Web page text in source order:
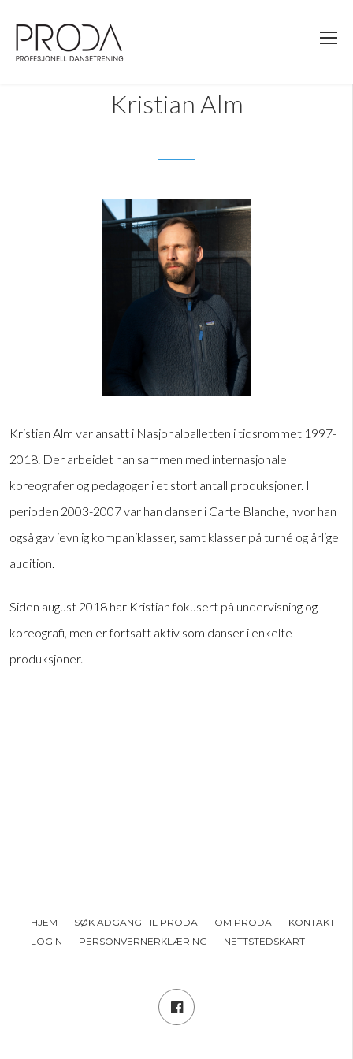
sidens
hovedinnhold
Kristian Alm
Kristian Alm var ansatt i Nasjonalballetten i tidsrommet 1997-
2018. Der arbeidet han sammen med internasjonale
koreografer og pedagoger i et stort antall produksjoner. I
perioden 2003-2007 var han danser i Carte Blanche, hvor han
også gav jevnlig kompaniklasser, samt klasser på turné og årlige
audition.
Siden august 2018 har Kristian fokusert på undervisning og
koreografi, men er fortsatt aktiv som danser i enkelte
produksjoner.
HJEM SØK ADGANG TIL PRODA OM PRODA
KONTAKT
LOGIN
PERSONVERNERKLÆRING NETTSTEDSKART